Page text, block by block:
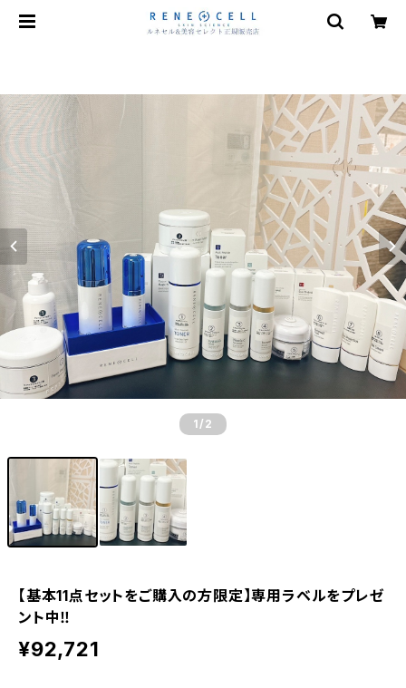
1 /2
【基本11点セットをご購入の方限定】専用ラベルをプレゼ
ント中‼
¥92,721